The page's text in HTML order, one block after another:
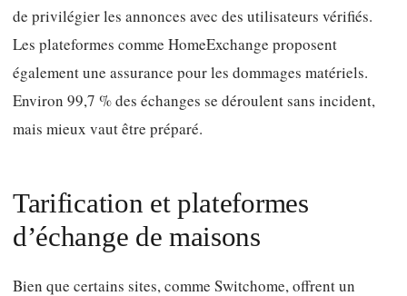
de privilégier les annonces avec des utilisateurs vérifiés.
Les plateformes comme HomeExchange proposent
également une assurance pour les dommages matériels.
Environ 99,7 % des échanges se déroulent sans incident,
mais mieux vaut être préparé.
Tarification et plateformes
d’échange de maisons
Bien que certains sites, comme Switchome, offrent un